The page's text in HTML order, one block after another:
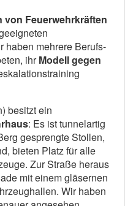
von Feuerwehrkräften
haben mehrere Berufs-
ihrModell gegen
besitzt ein
: Es ist tunnelartig
gesprengte Stollen,
bieten Platz für alle
Zur Straße heraus
mit einem gläsernen
Wir haben